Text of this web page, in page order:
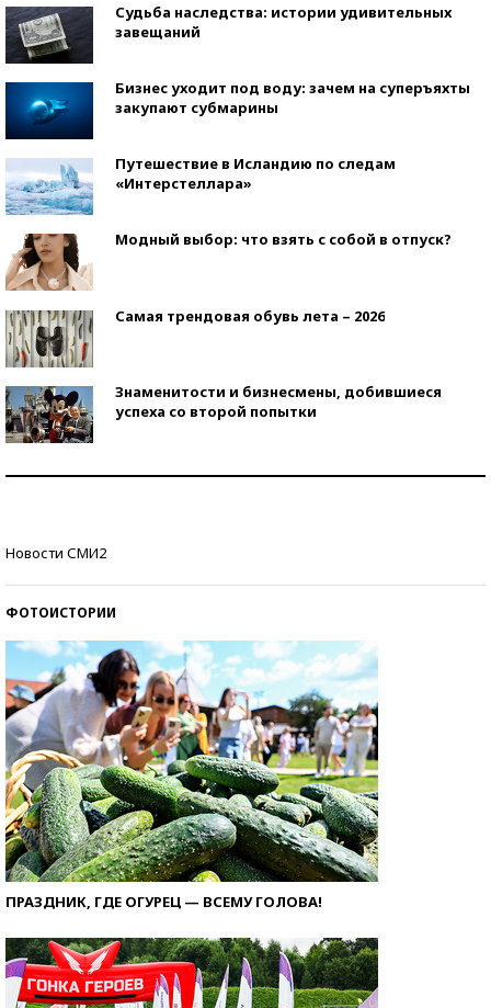
Судьба наследства: истории удивительных
завещаний
Бизнес уходит под воду: зачем на суперъяхты
закупают субмарины
Путешествие в Исландию по следам
«Интерстеллара»
Модный выбор: что взять с собой в отпуск?
Самая трендовая обувь лета – 2026
Знаменитости и бизнесмены, добившиеся
успеха со второй попытки
Новости СМИ2
ФОТОИСТОРИИ
ПРАЗДНИК, ГДЕ ОГУРЕЦ — ВСЕМУ ГОЛОВА!